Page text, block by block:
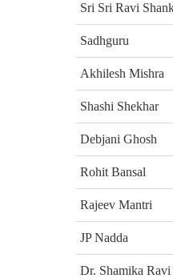
Sri Sri Ravi
Sadhguru
Akhilesh Mishra
Shashi Shekhar
Debjani Ghosh
Rohit Bansal
Rajeev Mantri
JP Nadda
Dr. Shamika Ravi